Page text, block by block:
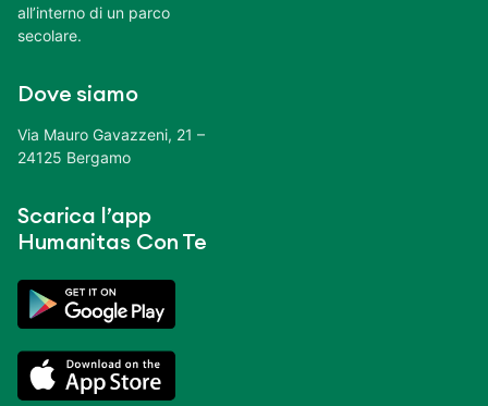
all’interno di un parco
secolare.
Dove siamo
Via Mauro Gavazzeni, 21 –
24125 Bergamo
Scarica l’app
Humanitas Con Te